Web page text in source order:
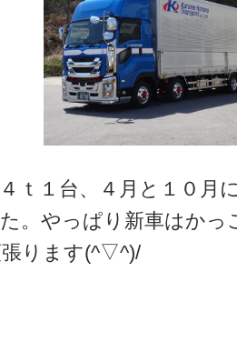
ｔ１台、４月と１０月
。やっぱり新車はか
ります(^▽^)/